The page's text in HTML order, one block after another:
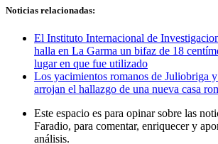
Noticias relacionadas:
El Instituto Internacional de
halla en La Garma un bifaz de 18
lugar en que fue utilizado
Los yacimientos romanos de Juliobriga
arrojan el hallazgo de una nueva casa
Este espacio es para opinar sobre las
Faradio, para comentar, enriquecer y
análisis.